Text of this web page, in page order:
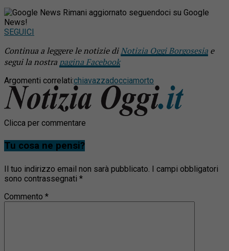
Rimani aggiornato seguendoci su Google
News!
SEGUICI
Continua a leggere le notizie diNotizia Oggi Borgosesia e
segui la nostra pagina Facebook
Argomenti correlati:chiavazzadocciamorto
Clicca per commentare
Tu cosa ne pensi?
Il tuo indirizzo email non sarà pubblicato.
I campi obbligatori
sono contrassegnati *
Commento *